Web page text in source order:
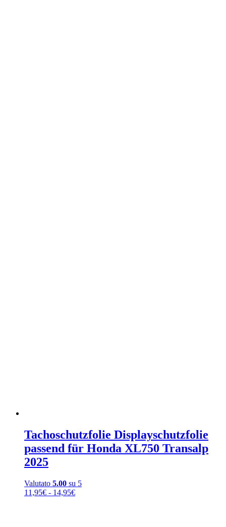
Tachoschutzfolie Displayschutzfolie
passend für Honda XL750 Transalp
2025
Valutato 5.00 su 5
11,95€ - 14,95€Fascia